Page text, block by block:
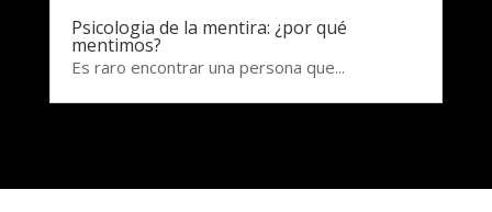
Psicologia de la mentira: ¿por qué
mentimos?
Es raro encontrar una persona que...